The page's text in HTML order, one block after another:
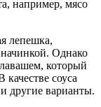
например, мясо
лепешка,
начинкой. Однако
который
соуса
другие варианты.